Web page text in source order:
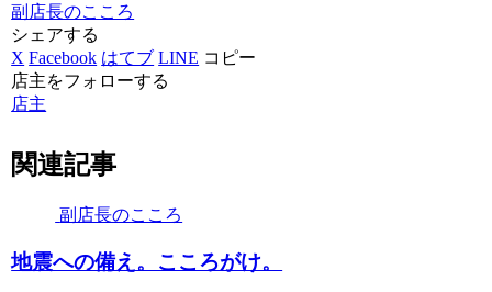
副店長のこころ
シェアする
X Facebook はてブ LINE コピー
店主をフォローする
店主
関連記事
副店長のこころ
地震への備え。こころがけ。